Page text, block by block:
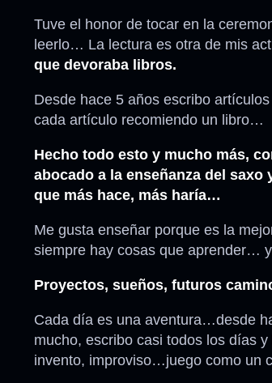
Tuve el honor de tocar en la
leerlo… La lectura es otra de mis
que devoraba libros.
Desde hace 5 años escribo
cada artículo recomiendo un libro…
Hecho todo esto y mucho más,
abocado a la enseñanza del
que más hace, más haría…
Me gusta enseñar porque es la
siempre hay cosas que aprender…
Proyectos, sueños, futuros
Cada día es una aventura…desde
mucho, escribo casi todos los días
invento, improviso…juego como un